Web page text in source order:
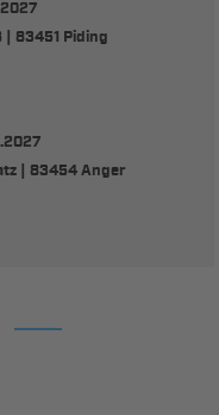
| 83451 Piding
| 83454 Anger